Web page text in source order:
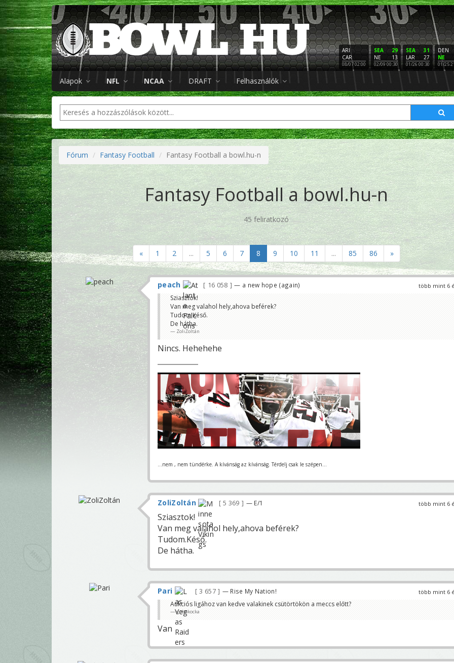
ARI
CAR
08/07 02:00
29
SEA
13
NE
02/09 00:30
31
SEA
27
LAR
01/26 00:30
DEN
NE
01/25
Alapok NFL NCAA DRAFT Felhasználók
Fórum Fantasy Football Fantasy Football a bowl.hu-n
Fantasy Football a bowl.hu-n
45 feliratkozó
« 1 2 ... 5 6 7 8 9 10 11 ... 85 86 »
több mint 6
peach 16 058 — a new hope (again)
Sziasztok!
Van meg valahol hely,ahova beférek?
Tudom.Késő.
De hátha.
ZoliZoltán
Nincs. Hehehehe
...nem , nem tündérke. A kívánság az kívánság. Térdelj csak le szépen...
több mint 6
ZoliZoltán 5 369 — E/1
Sziasztok!
Van meg valahol hely,ahova beférek?
Tudom.Késő.
De hátha.
több mint 6
Pari 3 657 — Rise My Nation!
Aukciós ligához van kedve valakinek csütörtökön a meccs előtt?
gabokocka
Van